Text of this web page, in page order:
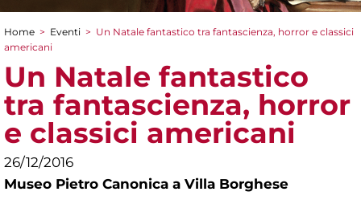
Tu sei qui
Home > Eventi > Un Natale fantastico tra fantascienza, horror e classici
americani
Un Natale fantastico
tra fantascienza, horror
e classici americani
26/12/2016
Museo Pietro Canonica a Villa Borghese